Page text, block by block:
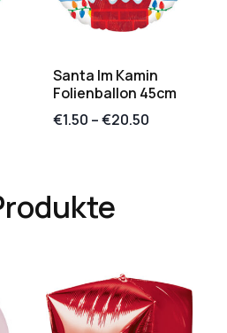
Santa Im Kamin
Folienballon 45cm
€1.50 –€20.50